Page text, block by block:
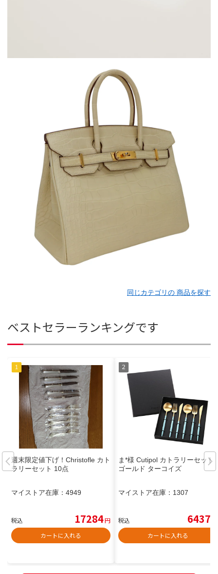
同じカテゴリの 商品を探す
ベストセラーランキングです
週末限定値下げ！Christofle カト
ラリーセット 10点
マイストア在庫： 4949
税込 17284円
カートに入れる
ま*︎様 Cutipol カトラリーセット
ゴールド ターコイズ
マイストア在庫： 1307
税込 6437
カートに入れる